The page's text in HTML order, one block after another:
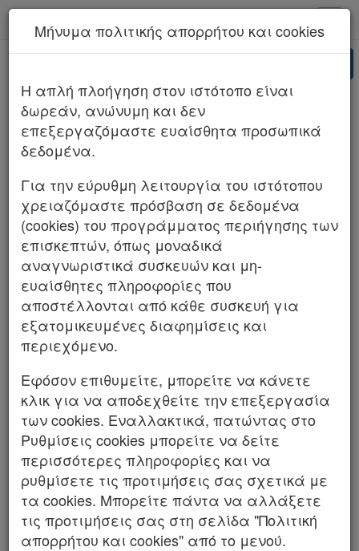
Νέα υπηρεσία Kodiko Assistant.Περισσότερα
ΑΡΕΙΟΣ ΠΑΓΟΣ 394/2026 (ΤΜΗΜΑ Ζ
ΠΟΙΝΙΚΟ)
Αριθμός 394/2026
ΤΟ ΔΙΚΑΣΤΗΡΙΟ ΤΟΥ ΑΡΕΙΟΥ ΠΑΓΟΥ
Ζ' Ποινικό Τμήμα - (Σε Συμβούλιο)
Συγκροτήθηκε από τους Δικαστές: Αγάπη
Τζουλιαδάκη, Αντιπρόεδρο του Αρείου Πάγου,
Παρασκευή Γρίβα, Γεώργιο Μικρούδη,
Γεσθημανή Τσουλφόγλου-Εισηγήτρια και
Μήνυμα πολιτικής απορρήτου και cookies
H απλή πλοήγηση στον ιστότοπο είναι
δωρεάν, ανώνυμη και δεν
επεξεργαζόμαστε ευαίσθητα προσωπικά
δεδομένα.
Για την εύρυθμη λειτουργία του ιστότοπου
χρειαζόμαστε πρόσβαση σε δεδομένα
(cookies) του προγράμματος περιήγησης των
επισκεπτών, όπως μοναδικά
αναγνωριστικά συσκευών και μη-
ευαίσθητες πληροφορίες που
αποστέλλονται από κάθε συσκευή για
εξατομικευμένες διαφημίσεις και
περιεχόμενο.
Εφόσον επιθυμείτε, μπορείτε να κάνετε
κλικ για να αποδεχθείτε την επεξεργασία
των cookies. Εναλλακτικά, πατώντας στο
Ρυθμίσεις cookies μπορείτε να δείτε
περισσότερες πληροφορίες και να
ρυθμίσετε τις προτιμήσεις σας σχετικά με
τα cookies. Μπορείτε πάντα να αλλάξετε
τις προτιμήσεις σας στη σελίδα "Πολιτική
απορρήτου και cookies" από το μενού.